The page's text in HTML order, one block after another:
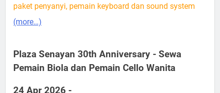
paket penyanyi, pemain keyboard dan sound system
(more…)
Plaza Senayan 30th Anniversary - Sewa
Pemain Biola dan Pemain Cello Wanita
24 Apr 2026 -